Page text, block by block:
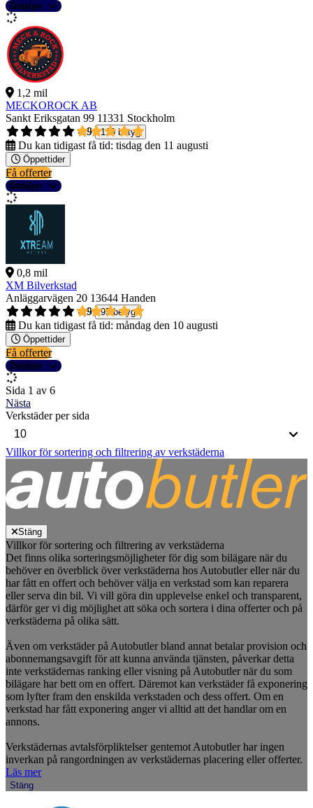
Detaljer
1,2 mil
MECKOROCK AB
Sankt Eriksgatan 99 11331 Stockholm
4,9
119 betyg
Du kan tidigast få tid: tisdag den 11 augusti
Öppettider
Få offerter
Detaljer
0,8 mil
XM Bilverkstad
Anläggarvägen 20 13644 Handen
4,9
95 betyg
Du kan tidigast få tid: måndag den 10 augusti
Öppettider
Få offerter
Detaljer
Sida 1 av 6
Nästa
Verkstäder per sida
Villkor för sortering och filtrering av verkstäderna
Stäng
Villkor för sortering och filtrering av verkstäderna
Det finns olika sorteringsmöjligheter för dig som bilägare när du
behöver en överblick över verkstäderna hos Autobutler eller när du
har fått en offert och behöver välja en verkstad som kan reparera
eller serva din bil. Vi vill göra din upplevelse enkel och transparent,
därför ger vi dig möjlighet att söka och sortera i dina offerter och på
verkstäderna på olika sätt.
Även om verkstäder på Autobutler bland annat betalar provision och
abonnemangsavgift för att kunna använda tjänsten, påverkar detta
inte verkstädernas ranking eller visning på Autobutler när du som
bilägare har bett om en offert. Däremot kan verkstäder få exponering
som lyfter fram den enskilda verkstaden och dess offert. Om en
verkstad har fått exponering anger vi alltid att det handlar om en
annons.
Verkstädernas avtalsförpliktelser gentemot Autobutler har ingen
inverkan på rangordningen av verkstädernas placering eller offerter.
Läs mer
Stäng